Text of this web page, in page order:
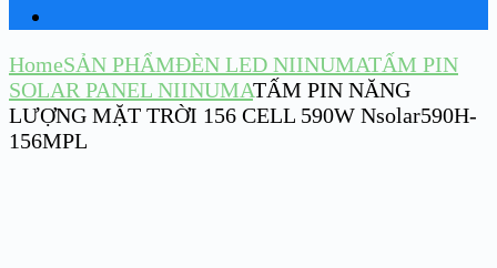
HomeSẢN PHẨMĐÈN LED NIINUMATẤM PIN
SOLAR PANEL NIINUMATẤM PIN NĂNG
LƯỢNG MẶT TRỜI 156 CELL 590W Nsolar590H-
156MPL